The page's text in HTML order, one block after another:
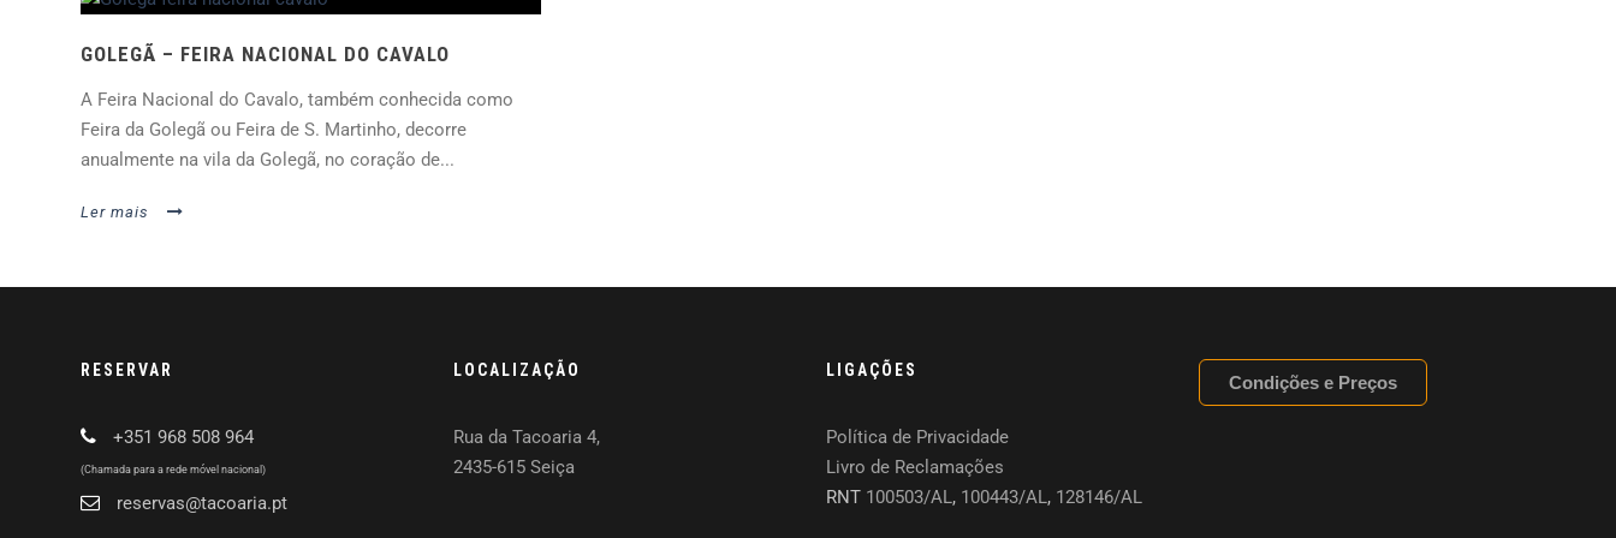
GOLEGÃ – FEIRA NACIONAL DO CAVALO
A Feira Nacional do Cavalo, também conhecida como
Feira da Golegã ou Feira de S. Martinho, decorre
anualmente na vila da Golegã, no coração de...
Ler mais
RESERVAR
+351 968 508 964
(Chamada para a rede móvel nacional)
reservas@tacoaria.pt
LOCALIZAÇÃO
Rua da Tacoaria 4,
2435-615 Seiça
LIGAÇÕES
Política de Privacidade
Livro de Reclamações
RNT 100503/AL, 100443/AL, 128146/AL
Condições e Preços